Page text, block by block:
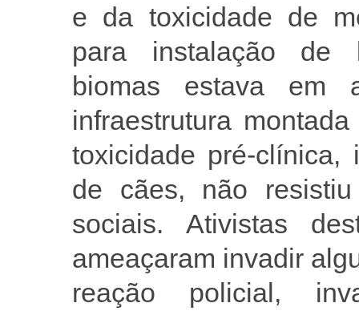
e da toxicidade de
para instalação de
biomas estava em
infraestrutura
toxicidade pré-clínica,
de cães, não
sociais. Ativistas
ameaçaram invadir
reação policial,